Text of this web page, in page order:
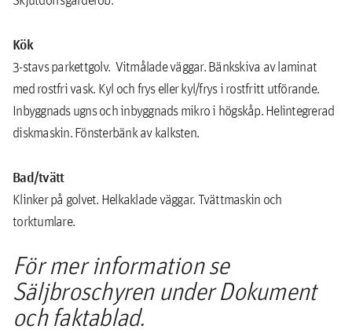
Kök
3-stavs parkettgolv. Vitmålade väggar. Bänkskiva av laminat
med rostfri vask. Kyl och frys eller kyl/frys i rostfritt utförande.
Inbyggnads ugns och inbyggnads mikro i högskåp. Helintegrerad
diskmaskin. Fönsterbänk av kalksten.
Bad/tvätt
Klinker på golvet. Helkaklade väggar. Tvättmaskin och
torktumlare.
För mer information se
Säljbroschyren under Dokument
och faktablad.